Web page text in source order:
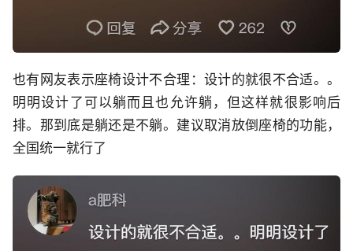
也有网友表示座椅设计不合理：设计的就很不合适。。
明明设计了可以躺而且也允许躺，但这样就很影响后
排。那到底是躺还是不躺。建议取消放倒座椅的功能，
全国统一就行了